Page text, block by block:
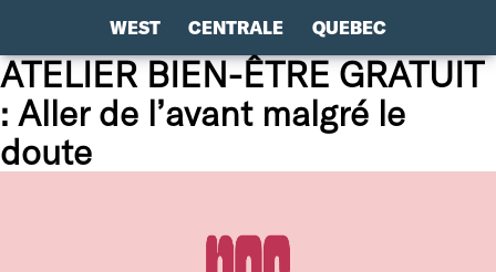
WEST CENTRALE QUEBEC
ATELIER BIEN-ÊTRE GRATUIT
: Aller de l’avant malgré le
doute